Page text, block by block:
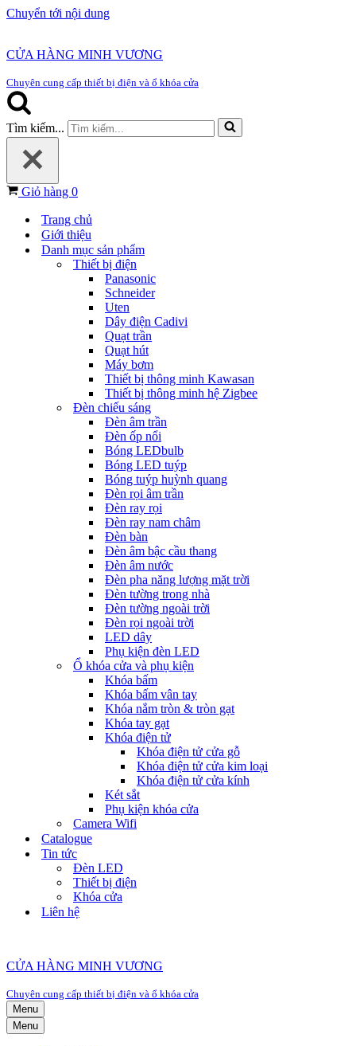
Chuyển tới nội dung
CỬA HÀNG MINH VƯƠNG
Chuyên cung cấp thiết bị điện và ổ khóa cửa
Tìm kiếm...
Giỏ hàng 0
Trang chủ
Giới thiệu
Danh mục sản phẩm
Thiết bị điện
Panasonic
Schneider
Uten
Dây điện Cadivi
Quạt trần
Quạt hút
Máy bơm
Thiết bị thông minh Kawasan
Thiết bị thông minh hệ Zigbee
Đèn chiếu sáng
Đèn âm trần
Đèn ốp nổi
Bóng LEDbulb
Bóng LED tuýp
Bóng tuýp huỳnh quang
Đèn rọi âm trần
Đèn ray rọi
Đèn ray nam châm
Đèn bàn
Đèn âm bậc cầu thang
Đèn âm nước
Đèn pha năng lượng mặt trời
Đèn tường trong nhà
Đèn tường ngoài trời
Đèn rọi ngoài trời
LED dây
Phụ kiện đèn LED
Ổ khóa cửa và phụ kiện
Khóa bấm
Khóa bấm vân tay
Khóa nắm tròn & tròn gạt
Khóa tay gạt
Khóa điện tử
Khóa điện tử cửa gỗ
Khóa điện tử cửa kim loại
Khóa điện tử cửa kính
Két sắt
Phụ kiện khóa cửa
Camera Wifi
Catalogue
Tin tức
Đèn LED
Thiết bị điện
Khóa cửa
Liên hệ
CỬA HÀNG MINH VƯƠNG
Chuyên cung cấp thiết bị điện và ổ khóa cửa
Menu
Menu